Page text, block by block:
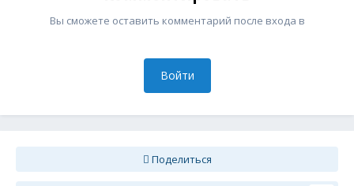
Вы сможете оставить комментарий после входа в
Войти
Поделиться